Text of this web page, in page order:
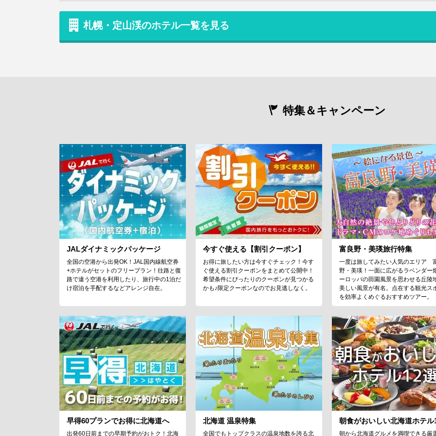
札幌・定山渓のホテル一覧を見る
特集＆キャンペーン
JALダイナミックパッケージ
全国の空港から出発OK！JAL国内線航空券
+ホテルがセットのフリープラン！往路と復
路で違う空港を利用したり、旅行中の1泊だ
け宿泊を手配するなどアレンジ自在。
今すぐ使える【割引クーポン】
お得に旅したい方は今すぐチェック！今す
ぐ使える割引クーポンをまとめて公開中！
希望条件にぴったりのクーポンが見つかる
かも♪限定クーポンなのでお見逃しなく。
富良野・美瑛旅行特集
一度は旅してみたい人気のエリア
野・美瑛！一面に広がるラベンダー
ーロッパの田園風景を思わせる丘陵
美しい風景が有名。点在する観光ス
を効率よくめぐるおすすめツアー。
早得60プランでお得に北海道へ
出発60日前までの早期予約がおトク！北海
北海道 温泉特集
全国でもトップクラスの温泉地数を誇る北
朝食がおいしい北海道ホテル
朝から北海道グルメを満喫できる厳